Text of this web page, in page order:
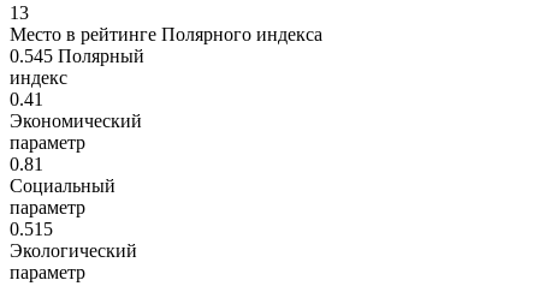
13
Место в рейтинге Полярного индекса
0.545 Полярный
индекс
0.41
Экономический
параметр
0.81
Социальный
параметр
0.515
Экологический
параметр